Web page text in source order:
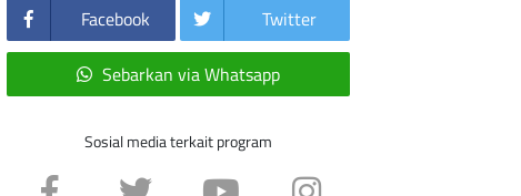
Facebook Twitter
Sebarkan via Whatsapp
Sosial media terkait program